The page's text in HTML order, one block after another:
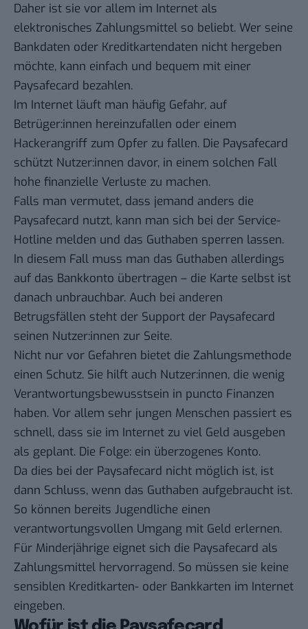
Daher ist sie vor allem im Internet als
elektronisches Zahlungsmittel so beliebt. Wer seine
Bankdaten oder Kreditkartendaten nicht hergeben
möchte, kann einfach und bequem mit einer
Paysafecard bezahlen.
Im Internet läuft man häufig Gefahr, auf
Betrüger:innen hereinzufallen oder einem
Hackerangriff zum Opfer zu fallen. Die Paysafecard
schützt Nutzer:innen davor, in einem solchen Fall
hohe finanzielle Verluste zu machen.
Falls man vermutet, dass jemand anders die
Paysafecard nutzt, kann man sich bei der Service-
Hotline melden und das Guthaben sperren lassen.
In diesem Fall muss man das Guthaben allerdings
auf das Bankkonto übertragen – die Karte selbst ist
danach unbrauchbar. Auch bei anderen
Betrugsfällen steht der Support der Paysafecard
seinen Nutzer:innen zur Seite.
Nicht nur vor Gefahren bietet die Zahlungsmethode
einen Schutz. Sie hilft auch Nutzer:innen, die wenig
Verantwortungsbewusstsein in puncto Finanzen
haben. Vor allem sehr jungen Menschen passiert es
schnell, dass sie im Internet zu viel Geld ausgeben
als geplant. Die Folge: ein überzogenes Konto.
Da dies bei der Paysafecard nicht möglich ist, ist
dann Schluss, wenn das Guthaben aufgebraucht ist.
So können bereits Jugendliche einen
verantwortungsvollen Umgang mit Geld erlernen.
Für Minderjährige eignet sich die Paysafecard als
Zahlungsmittel hervorragend. So müssen sie keine
sensiblen Kreditkarten- oder Bankkarten im Internet
eingeben.